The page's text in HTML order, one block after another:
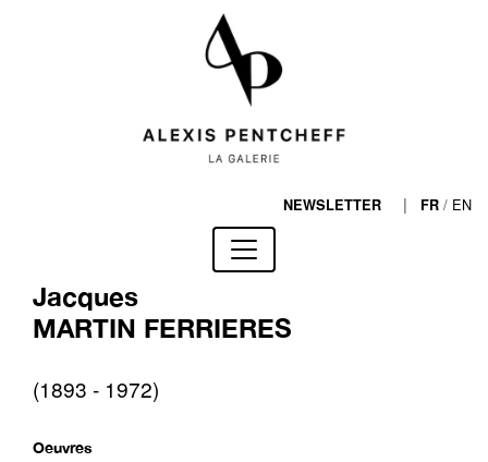
NEWSLETTER | FR / EN
Jacques
MARTIN FERRIERES
(1893 - 1972)
Oeuvres